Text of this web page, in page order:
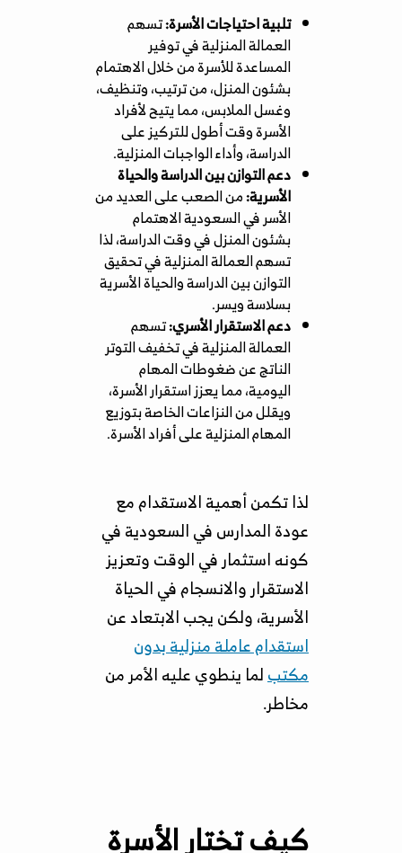
تلبية احتياجات الأسرة:تسهم
العمالة المنزلية في توفير
المساعدة للأسرة من خلال الاهتمام
بشئون المنزل، من ترتيب، وتنظيف،
وغسل الملابس، مما يتيح لأفراد
الأسرة وقت أطول للتركيز على
الدراسة، وأداء الواجبات المنزلية.
دعم التوازن بين الدراسة والحياة
الأسرية:من الصعب على العديد من
الأسر في السعودية الاهتمام
بشئون المنزل في وقت الدراسة، لذا
تسهم العمالة المنزلية في تحقيق
التوازن بين الدراسة والحياة الأسرية
بسلاسة ويسر.
دعم الاستقرار الأسري:تسهم
العمالة المنزلية في تخفيف التوتر
الناتج عن ضغوطات المهام
اليومية، مما يعزز استقرار الأسرة،
ويقلل من النزاعات الخاصة بتوزيع
المهام المنزلية على أفراد الأسرة.
لذا تكمن أهمية الاستقدام مع
عودة المدارس في السعودية في
كونه استثمار في الوقت وتعزيز
الاستقرار والانسجام في الحياة
الأسرية، ولكن يجب الابتعاد عن
استقدام عاملة منزلية بدون
مكتبلما ينطوي عليه الأمر من
مخاطر.
كيف تختار الأسرة